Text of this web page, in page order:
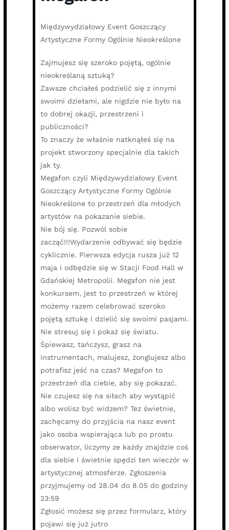
Międzywydziałowy Event Goszczący
Artystyczne Formy Ogólnie Nieokreślone
Zajmujesz się szeroko pojętą, ogólnie
nieokreślaną sztuką?
Zawsze chciałeś podzielić się z innymi
swoimi dziełami, ale nigdzie nie było na
to dobrej okazji, przestrzeni i
publiczności?
To znaczy że właśnie natknąłeś się na
projekt stworzony specjalnie dla takich
jak ty.
Megafon czyli Międzywydziałowy Event
Goszczący Artystyczne Formy Ogólnie
Nieokreślone to przestrzeń dla młodych
artystów na pokazanie siebie.
Nie bój się. Pozwól sobie
zacząć!!!Wydarzenie odbywać się będzie
cyklicznie. Pierwsza edycja rusza już 12
maja i odbędzie się w Stacji Food Hall w
Gdańskiej Metropolii. Megafon nie jest
konkursem, jest to przestrzeń w której
możemy razem celebrować szeroko
pojętą sztukę i dzielić się swoimi pasjami.
Nie stresuj się i pokaż się światu.
Śpiewasz, tańczysz, grasz na
instrumentach, malujesz, żonglujesz albo
potrafisz jeść na czas? Megafon to
przestrzeń dla ciebie, aby się pokazać.
Nie czujesz się na siłach aby wystąpić
albo wolisz być widzem? Tez świetnie,
zachęcamy do przyjścia na nasz event
jako osoba wspierająca lub po prostu
obserwator, liczymy ze każdy znajdzie coś
dla siebie i świetnie spędzi ten wieczór w
artystycznej atmosferze. Zgłoszenia
przyjmujemy od 28.04 do 8.05 do godziny
23:59
Zgłosić możesz się przez formularz, który
pojawi się już jutro